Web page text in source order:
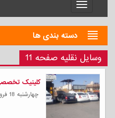
Menu
دسته بندی ها
وسایل نقلیه صفحه 11
کلینیک
چهارشنبه 18 فروردين 1400